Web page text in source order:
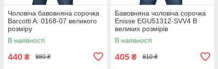
Чоловіча бавовняна сорочка
Barcotti A: 0168-07 великого
розміру
В наявності
440 ₴ 880 ₴
Бавовняна чоловіча сорочка
Еnisse EGU51312-SVV4 B
великих розмірів
В наявності
405 ₴ 810 ₴